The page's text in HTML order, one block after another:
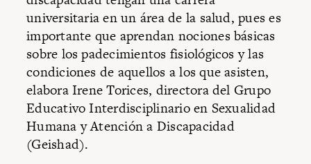
universitaria en un área de la salud, pues es
importante que aprendan nociones básicas
sobre los padecimientos fisiológicos y las
condiciones de aquellos a los que asisten,
elabora Irene Torices, directora del Grupo
Educativo Interdisciplinario en Sexualidad
Humana y Atención a Discapacidad
(Geishad).